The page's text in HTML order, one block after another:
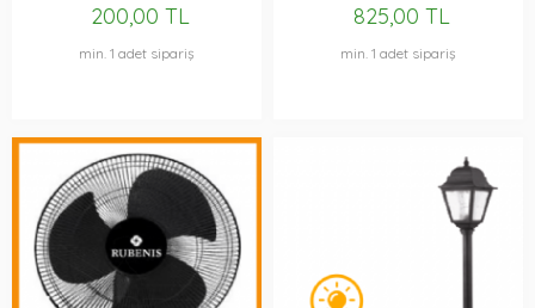
200,00 TL
min. 1 adet sipariş
825,00 TL
min. 1 adet sipariş